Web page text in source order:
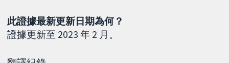
此證據最新更新日期為何？
證據更新至 2023 年 2 月。